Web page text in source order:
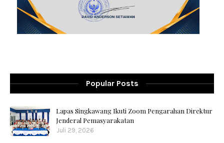
Popular Posts
Lapas Singkawang Ikuti Zoom Pengarahan Direktur
Jenderal Pemasyarakatan
Juli 29, 2026